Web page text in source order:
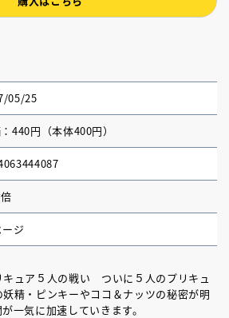
05/25
440円（本体400円）
ジ
ュア５人の戦い ついに５人のプリキュ
精・ピンキーやココ＆ナッツの秘密が明
一気に加速していきます。